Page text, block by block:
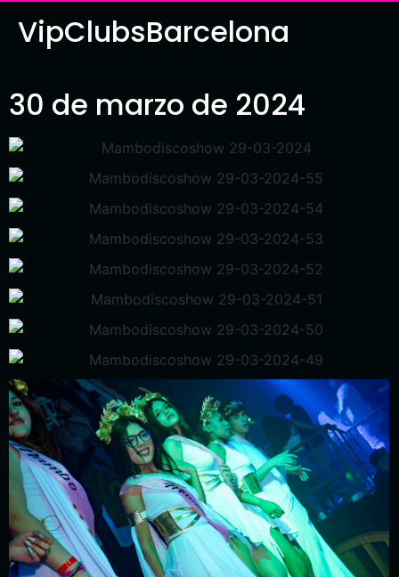
VipClubsBarcelona
30 de marzo de 2024